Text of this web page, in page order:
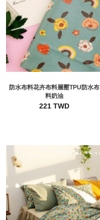
防水布料花卉布料層壓TPU防水布
料奶油
221 TWD